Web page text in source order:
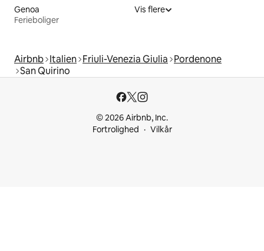
Genoa
Ferieboliger
Vis flere
Airbnb Italien Friuli-Venezia Giulia Pordenone
San Quirino
© 2026 Airbnb, Inc.
Fortrolighed
Vilkår